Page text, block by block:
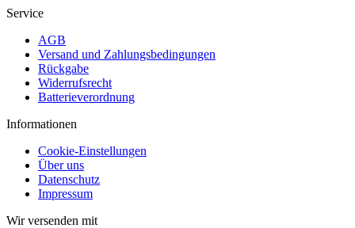
Service
AGB
Versand und Zahlungsbedingungen
Rückgabe
Widerrufsrecht
Batterieverordnung
Informationen
Cookie-Einstellungen
Über uns
Datenschutz
Impressum
Wir versenden mit